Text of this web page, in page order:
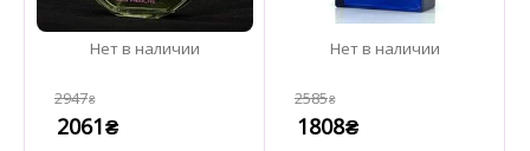
2947₴
2061₴
2585₴
1808₴